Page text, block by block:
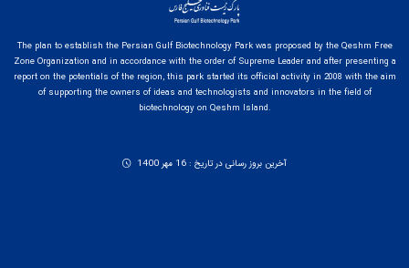
The plan to establish the Persian Gulf Biotechnology Park was proposed by the Qeshm Free
Zone Organization and in accordance with the order of Supreme Leader and after presenting a
report on the potentials of the region, this park started its official activity in 2008 with the aim
of supporting the owners of ideas and technologists and innovators in the field of
biotechnology on Qeshm Island.
آخرین بروز رسانی در تاریخ : 16 مهر 1400